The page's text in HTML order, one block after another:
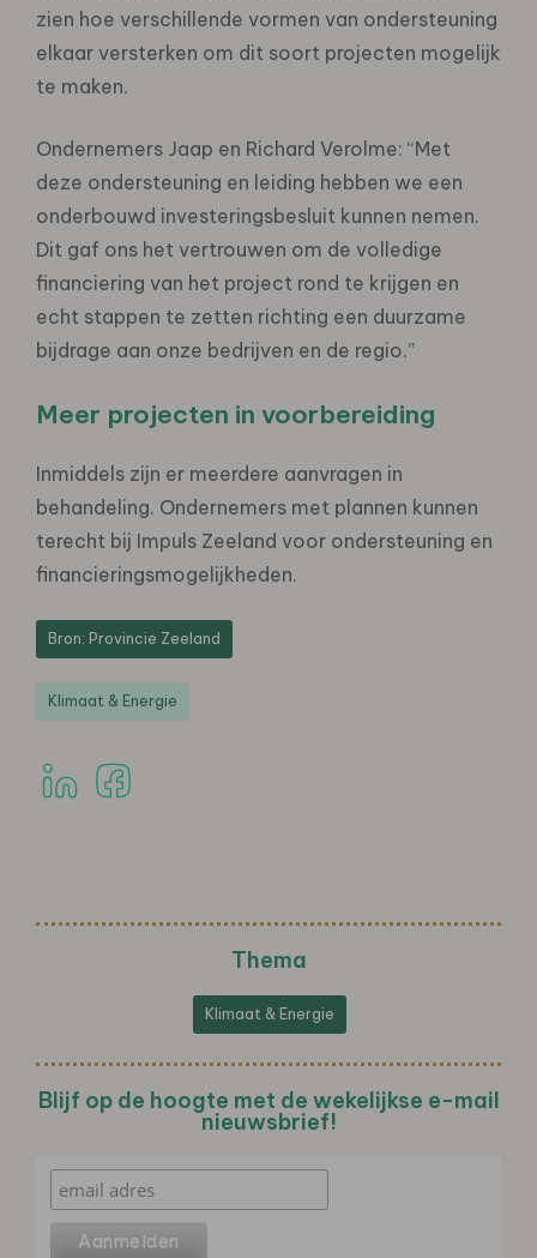
zien hoe verschillende vormen van ondersteuning
elkaar versterken om dit soort projecten mogelijk
te maken.
Ondernemers Jaap en Richard Verolme: “Met
deze ondersteuning en leiding hebben we een
onderbouwd investeringsbesluit kunnen nemen.
Dit gaf ons het vertrouwen om de volledige
financiering van het project rond te krijgen en
echt stappen te zetten richting een duurzame
bijdrage aan onze bedrijven en de regio.”
Meer projecten in voorbereiding
Inmiddels zijn er meerdere aanvragen in
behandeling. Ondernemers met plannen kunnen
terecht bij Impuls Zeeland voor ondersteuning en
financieringsmogelijkheden.
Bron: Provincie Zeeland
Klimaat & Energie
Thema
Klimaat & Energie
Blijf op de hoogte met de wekelijkse e-mail
nieuwsbrief!